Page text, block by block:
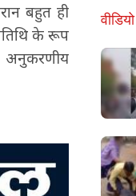
बहुत ही
के रूप
अनुकरणीय
वीडियो